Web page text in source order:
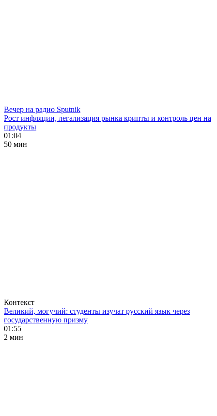
Вечер на радио Sputnik
Рост инфляции, легализация рынка крипты и контроль цен на
продукты
01:04
50 мин
Контекст
Великий, могучий: студенты изучат русский язык через
государственную призму
01:55
2 мин